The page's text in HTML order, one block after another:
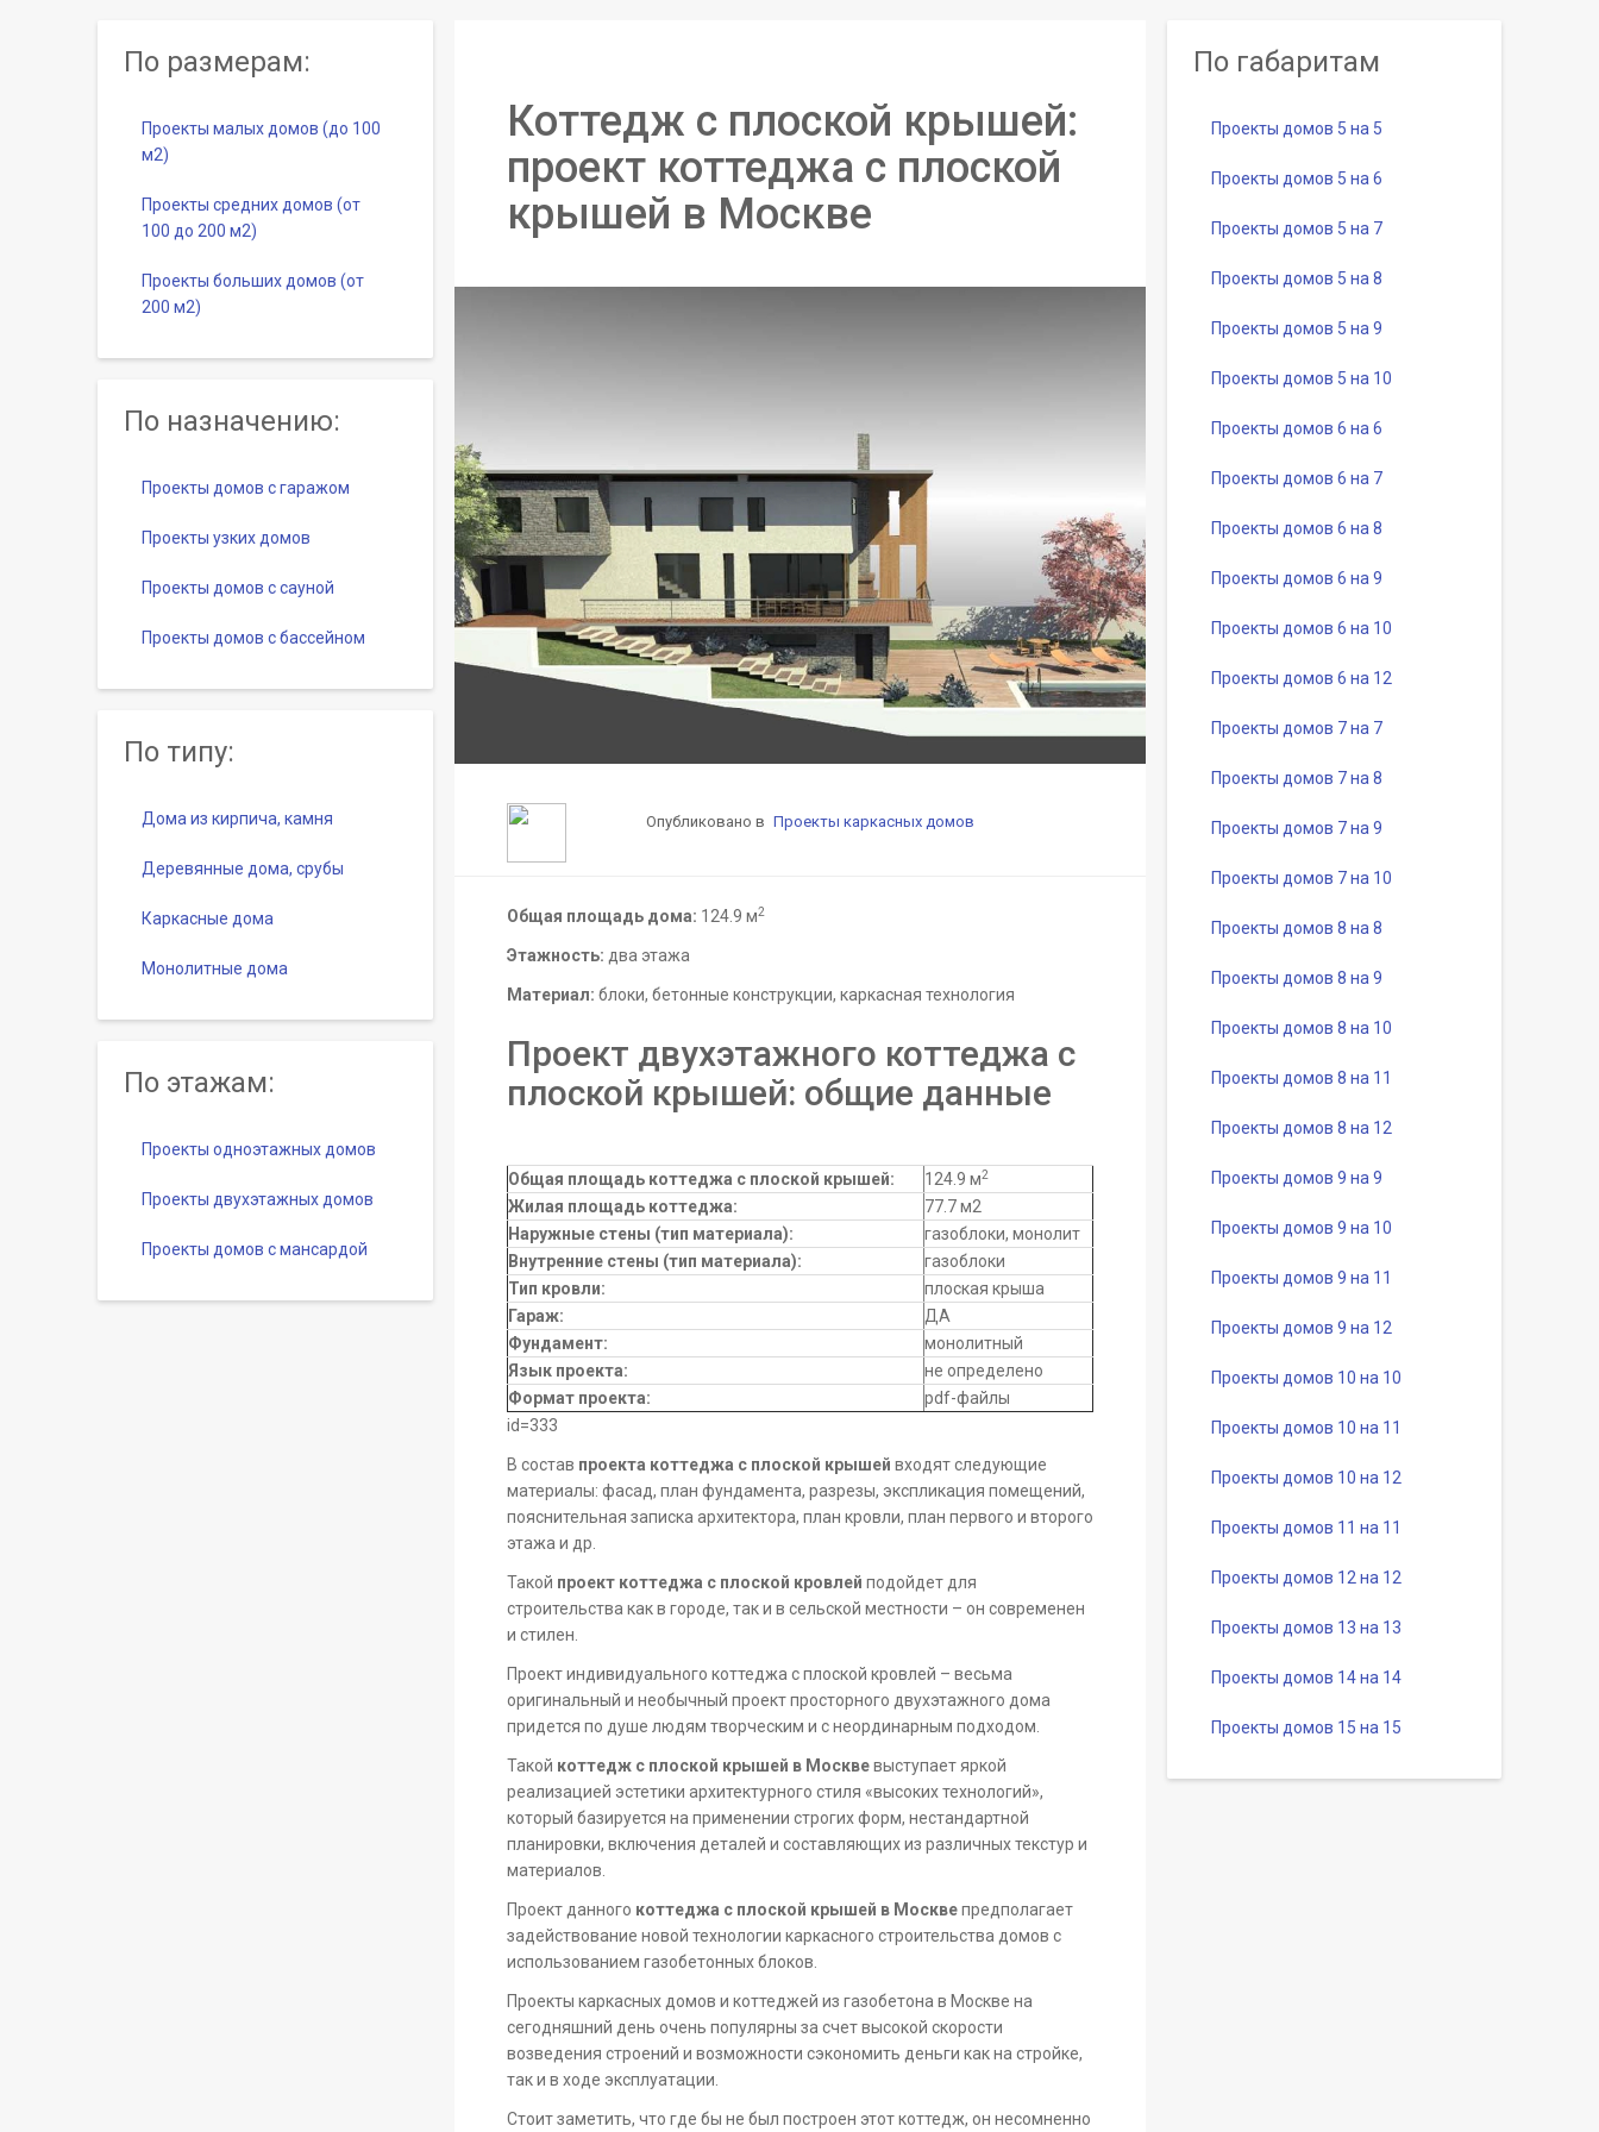
Коттедж с плоской крышей:
проект коттеджа с плоской
крышей в Москве
Опубликовано в Проекты каркасных домов
Общая площадь дома: 124.9 м2
Этажность: два этажа
Материал: блоки, бетонные конструкции, каркасная технология
Проект двухэтажного коттеджа с
плоской крышей: общие данные
Общая площадь коттеджа с плоской крышей: 124.9 м2
Жилая площадь коттеджа:
77.7 м2
Наружные стены (тип материала):
газоблоки, монолит
Внутренние стены (тип материала):
газоблоки
Тип кровли:
плоская крыша
Гараж:
ДА
Фундамент:
монолитный
Язык проекта:
не определено
Формат проекта:
pdf-файлы
id=333
В состав проекта коттеджа с плоской крышей входят следующие
материалы: фасад, план фундамента, разрезы, экспликация помещений,
пояснительная записка архитектора, план кровли, план первого и второго
этажа и др.
Такой проект коттеджа с плоской кровлей подойдет для
строительства как в городе, так и в сельской местности – он современен
и стилен.
Проект индивидуального коттеджа с плоской кровлей – весьма
оригинальный и необычный проект просторного двухэтажного дома
придется по душе людям творческим и с неординарным подходом.
Такой коттедж с плоской крышей в Москвевыступает яркой
реализацией эстетики архитектурного стиля «высоких технологий»,
который базируется на применении строгих форм, нестандартной
планировки, включения деталей и составляющих из различных текстур и
материалов.
Проект данного коттеджа с плоской крышей в Москвепредполагает
задействование новой технологии каркасного строительства домов с
использованием газобетонных блоков.
Проекты каркасных домов и коттеджей из газобетона в Москве на
сегодняшний день очень популярны за счет высокой скорости
возведения строений и возможности сэкономить деньги как на стройке,
так и в ходе эксплуатации.
Стоит заметить, что где бы не был построен этот коттедж, он несомненно
По размерам:
Проекты малых домов (до 100
м2)
Проекты средних домов (от
100 до 200 м2)
Проекты больших домов (от
200 м2)
По назначению:
Проекты домов с гаражом
Проекты узких домов
Проекты домов с сауной
Проекты домов с бассейном
По типу:
Дома из кирпича, камня
Деревянные дома, срубы
Каркасные дома
Монолитные дома
По этажам:
Проекты одноэтажных домов
Проекты двухэтажных домов
Проекты домов с мансардой
По габаритам
Проекты домов 5 на 5
Проекты домов 5 на 6
Проекты домов 5 на 7
Проекты домов 5 на 8
Проекты домов 5 на 9
Проекты домов 5 на 10
Проекты домов 6 на 6
Проекты домов 6 на 7
Проекты домов 6 на 8
Проекты домов 6 на 9
Проекты домов 6 на 10
Проекты домов 6 на 12
Проекты домов 7 на 7
Проекты домов 7 на 8
Проекты домов 7 на 9
Проекты домов 7 на 10
Проекты домов 8 на 8
Проекты домов 8 на 9
Проекты домов 8 на 10
Проекты домов 8 на 11
Проекты домов 8 на 12
Проекты домов 9 на 9
Проекты домов 9 на 10
Проекты домов 9 на 11
Проекты домов 9 на 12
Проекты домов 10 на 10
Проекты домов 10 на 11
Проекты домов 10 на 12
Проекты домов 11 на 11
Проекты домов 12 на 12
Проекты домов 13 на 13
Проекты домов 14 на 14
Проекты домов 15 на 15